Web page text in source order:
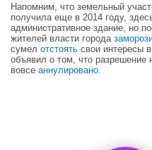
Напомним, что земельный
получила еще в 2014 году,
административное здание, но
жителей власти города
сумел отстоять свои интересы
объявил о том, что разрешение
вовсе аннулировано